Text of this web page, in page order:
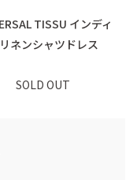
TISSU インディ
ネンシャツドレス
SOLD OUT